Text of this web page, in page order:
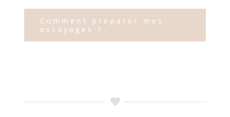
Comment préparer mes
essayages ?